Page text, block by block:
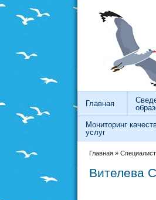
Перейти к основному содержанию
Skip to search
Главная
Мониторинг
услуг
Вы здесь
Главная»
Вителева